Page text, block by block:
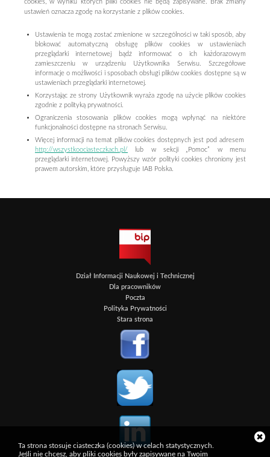
cookies, w wyniku których piliki cookies nie będą zapisywane. Brak zmiany
ustawień oznacza zgodę na korzystanie z plików cookies.
Ustawienia te mogą zostać zmienione w szczególności w taki sposób, aby
blokować automatyczną obsługę plików cookies w ustawieniach
przeglądarki internetowej bądź informować o ich każdorazowym
zamieszczeniu w urządzeniu Użytkownika Serwisu. Szczegółowe
informacje o możliwości i sposobach obsługi plików cookies dostępne są w
ustawieniach przeglądarki internetowej.
Korzystając ze strony Użytkownik wyraża zgodę na użycie plików cookies
zgodnie z polityką prywatności.
Ograniczenia stosowania plików cookies mogą wpłynąć na niektóre
funkcjonalności dostępne na stronach Serwisu.
Więcej informacji na temat plików cookies dostępnych jest pod adresem
http://wszystkoociasteczkach.pl/ lub w sekcji „Pomoc” w menu
przeglądarki internetowej. Powyższy wzór polityki cookies chroniony jest
prawem autorskim, które przysługuje IAB Polska.
Dział Informacji Naukowej i Technicznej
Dla pracowników
Poczta
Polityka Prywatności
Stara strona
Ta strona stosuje ciasteczka (cookies) w celach statystycznych.
Jeśli nie chcesz, aby pliki cookies były zapisywane na Twoim